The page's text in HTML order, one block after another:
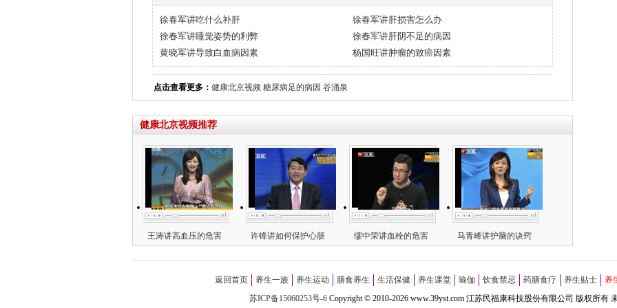
徐春军讲吃什么补肝
徐春军讲肝损害怎么办
徐春军讲睡觉姿势的利弊
徐春军讲肝阴不足的病因
黄晓军讲导致白血病因素
杨国旺讲肿瘤的致癌因素
点击查看更多： 健康北京视频 糖尿病足的病因 谷涌泉
健康北京视频推荐
王涛讲高血压的危害 许锋讲如何保护心脏 缪中荣讲血栓的危害 马青峰讲护脑的诀窍
返回首页 养生一族 养生运动 膳食养生 生活保健 养生课堂 瑜伽 饮食禁忌 药膳食疗 养生贴士
养
苏ICP备15060253号-6Copyright©2010-2026 www.39yst.com 江苏民福康科技股份有限公司 版权所有